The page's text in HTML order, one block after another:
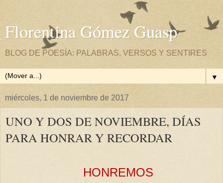
Florentina Gómez Guasp
BLOG DE POESÍA: PALABRAS, VERSOS Y SENTIRES
▼
miércoles, 1 de noviembre de 2017
UNO Y DOS DE NOVIEMBRE, DÍAS
PARA HONRAR Y RECORDAR
HONREMOS